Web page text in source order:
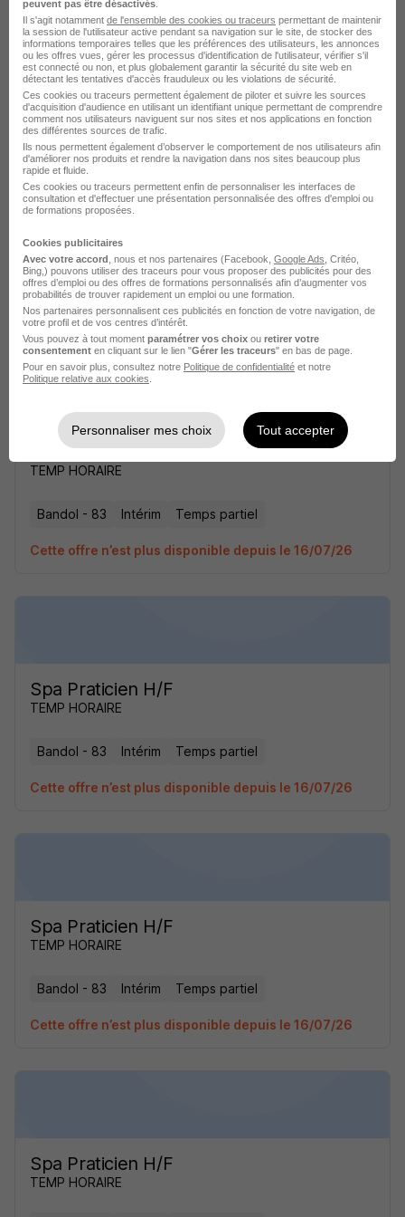
Bandol - 83 Intérim Temps partiel
Cette offre n’est plus disponible depuis le 16/07/26
Spa Praticien H/F
Bandol - 83 Intérim Temps partiel
Cette offre n’est plus disponible depuis le 16/07/26
Spa Praticien H/F
TEMP HORAIRE
Bandol - 83 Intérim Temps partiel
Cette offre n’est plus disponible depuis le 16/07/26
Spa Praticien H/F
TEMP HORAIRE
Bandol - 83 Intérim Temps partiel
Cette offre n’est plus disponible depuis le 16/07/26
Spa Praticien H/F
TEMP HORAIRE
Bandol - 83 Intérim Temps partiel
Cette offre n’est plus disponible depuis le 16/07/26
Spa Praticien H/F
TEMP HORAIRE
peuvent pas être désactivés
Il s'agit notamment de l'ensemble des cookies ou traceurs permettant de maintenir
la session de l'utilisateur active pendant sa navigation sur le site, de stocker des
informations temporaires telles que les préférences des utilisateurs, les annonces
ou les offres vues, gérer les processus d'identification de l'utilisateur, vérifier s'il
est connecté ou non, et plus globalement garantir la sécurité du site web en
détectant les tentatives d'accès frauduleux ou les violations de sécurité.
Ces cookies ou traceurs permettent également de piloter et suivre les sources
d'acquisition d'audience en utilisant un identifiant unique permettant de comprendre
comment nos utilisateurs naviguent sur nos sites et nos applications en fonction
des différentes sources de trafic.
Ils nous permettent également d’observer le comportement de nos utilisateurs afin
d'améliorer nos produits et rendre la navigation dans nos sites beaucoup plus
rapide et fluide.
Ces cookies ou traceurs permettent enfin de personnaliser les interfaces de
consultation et d'effectuer une présentation personnalisée des offres d'emploi ou
de formations proposées.
Cookies publicitaires
Avec votre accord , nous et nos partenaires (Facebook, Google Ads , Critéo,
Bing,) pouvons utiliser des traceurs pour vous proposer des publicités pour des
offres d’emploi ou des offres de formations personnalisés afin d’augmenter vos
probabilités de trouver rapidement un emploi ou une formation.
Nos partenaires personnalisent ces publicités en fonction de votre navigation, de
votre profil et de vos centres d’intérêt.
Vous pouvez à tout moment paramétrer vos choix ou retirer votre
consentement en cliquant sur le lien "Gérer les traceurs" en bas de page.
Pour en savoir plus, consultez notre Politique de confidentialité et notre
Politique relative aux cookies
Personnaliser mes choix Tout accepter